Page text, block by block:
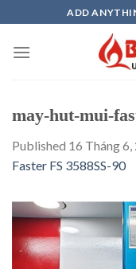
to
content
ADD
may-hut-mui-
Published 16 Tháng
Faster FS 3588SS-90